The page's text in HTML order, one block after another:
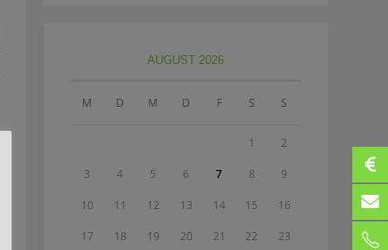
AUGUST 2026
M D M D F S S
1 2
3 4 5 6 7 8 9
10 11 12 13 14 15 16
17 18 19 20 21 22 23